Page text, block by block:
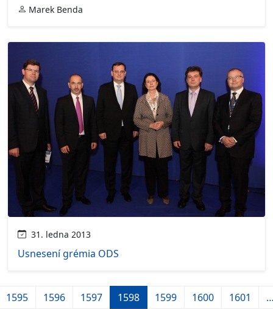
Marek Benda
31. ledna 2013
Usnesení grémia ODS
1595 1596 1597 1598 1599 1600 1601